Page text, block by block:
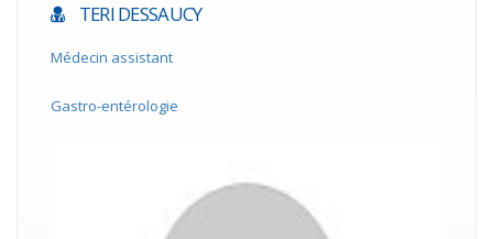
TERI DESSAUCY
Médecin assistant
Gastro-entérologie